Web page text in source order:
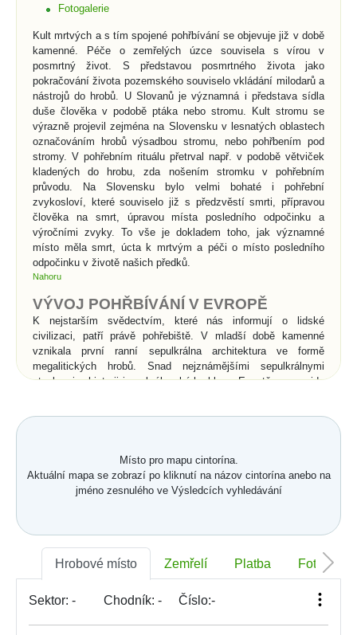
Fotogalerie
Kult mrtvých a s tím spojené pohřbívání se objevuje již v době
kamenné. Péče o zemřelých úzce souvisela s vírou v
posmrtný život. S představou posmrtného života jako
pokračování života pozemského souviselo vkládání milodarů a
nástrojů do hrobů. U Slovanů je významná i představa sídla
duše člověka v podobě ptáka nebo stromu. Kult stromu se
výrazně projevil zejména na Slovensku v lesnatých oblastech
označováním hrobů výsadbou stromu, nebo pohřbením pod
stromy. V pohřebním rituálu přetrval např. v podobě větviček
kladených do hrobu, zda nošením stromku v pohřebním
průvodu. Na Slovensku bylo velmi bohaté i pohřební
zvykosloví, které souviselo již s předzvěstí smrti, přípravou
člověka na smrt, úpravou místa posledního odpočinku a
výročními zvyky. To vše je dokladem toho, jak významné
místo měla smrt, úcta k mrtvým a péči o místo posledního
odpočinku v životě našich předků.
Nahoru
VÝVOJ POHŘBÍVÁNÍ V EVROPĚ
K nejstarším svědectvím, které nás informují o lidské
civilizaci, patří právě pohřebiště. V mladší době kamenné
vznikala první ranní sepulkrálna architektura ve formě
megalitických hrobů. Snad nejznámějšími sepulkrálnymi
stavbami v historii jsou královské hrobky v Egyptě - pyramidy
pohřebiště pro kosterní pohřbívání a souvisely s přechodem od
spalování mrtvých ke kosternímu pohřbívání v 2.století n. l..
Pod vlivem křesťanství začíná v celé Evropě převládat
pohřbívání uskutečňuje přímo v chrámech a klášterech, nebo
ve vysvěcen půdě v jejich bezprostředním okolí.
Významné změny pohřbíváni
nastaly až v době osvícenství,
kdy z hygienických důvodů byly
zrušeny hřbitovy v okolí
Místo pro mapu cintorína.
Aktuální mapa se zobrazí po kliknutí na názov cintorína anebo na
jméno zesnulého ve Výsledcích vyhledávání
Hrobové místo Zemřelí Platba Foto
Sektor: - Chodník: - Číslo:-